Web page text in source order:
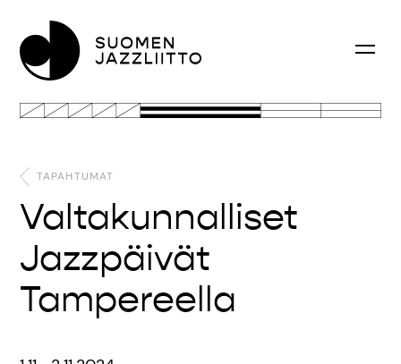
TAPAHTUMAT
Valtakunnalliset
Jazzpäivät
Tampereella